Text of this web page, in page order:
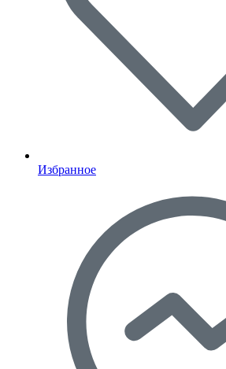
Избранное